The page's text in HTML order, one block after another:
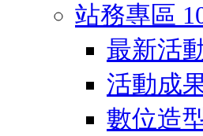
站務專區
最新活
活動成
數位造